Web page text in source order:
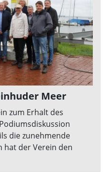
Meer
zum Erhalt des
die zunehmende
hat der Verein den